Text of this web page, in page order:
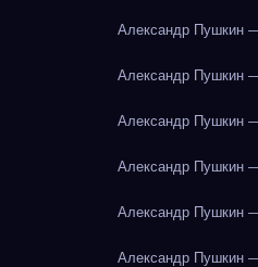
Александр Пушкин
Александр Пушкин
Александр Пушкин
Александр Пушкин
Александр Пушкин
Александр Пушкин